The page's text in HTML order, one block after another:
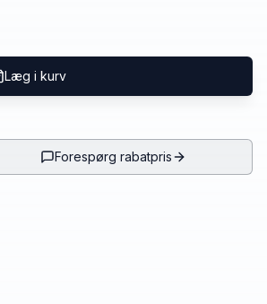
Læg i kurv
Forespørg rabatpris